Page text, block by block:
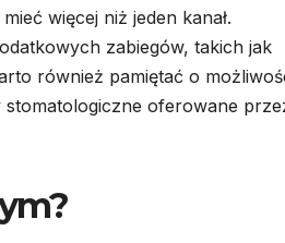
więcej niż jeden kanał.
zabiegów, takich jak
również pamiętać o
oferowane